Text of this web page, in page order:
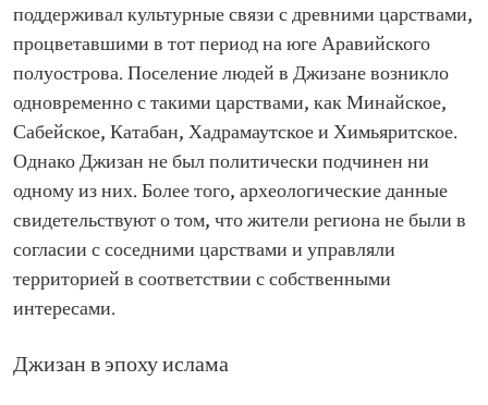
поддерживал культурные связи с древними царствами,
процветавшими в тот период на юге Аравийского
полуострова. Поселение людей в Джизане возникло
одновременно с такими царствами, как Минайское,
Сабейское, Катабан, Хадрамаутское и Химьяритское.
Однако Джизан не был политически подчинен ни
одному из них. Более того, археологические данные
свидетельствуют о том, что жители региона не были в
согласии с соседними царствами и управляли
территорией в соответствии с собственными
интересами.
Джизан в эпоху ислама